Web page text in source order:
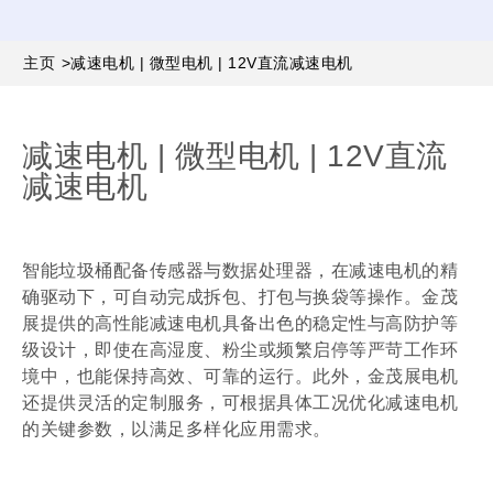
主页 >减速电机 | 微型电机 | 12V直流减速电机
减速电机 | 微型电机 | 12V直流
减速电机
智能垃圾桶配备传感器与数据处理器，在减速电机的精
确驱动下，可自动完成拆包、打包与换袋等操作。金茂
展提供的高性能减速电机具备出色的稳定性与高防护等
级设计，即使在高湿度、粉尘或频繁启停等严苛工作环
境中，也能保持高效、可靠的运行。此外，金茂展电机
还提供灵活的定制服务，可根据具体工况优化减速电机
的关键参数，以满足多样化应用需求。